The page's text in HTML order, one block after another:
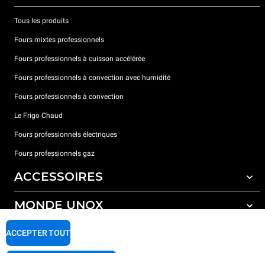
Tous les produits
Fours mixtes professionnels
Fours professionnels à cuisson accélérée
Fours professionnels à convection avec humidité
Fours professionnels à convection
Le Frigo Chaud
Fours professionnels électriques
Fours professionnels gaz
ACCESSOIRES
Tous les accessoires
Détergents pour lavage automatique
Détergents pour lavage manuel
MONDE UNOX
Nos bureaux dans le monde
SUPPORT
ACCEPTER TOUT